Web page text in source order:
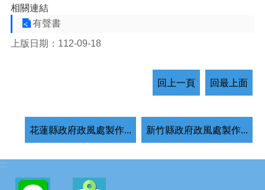
相關連結
有聲書
上版日期：112-09-18
回上一頁 回最上面
花蓮縣政府政風處製作... 新竹縣政府政風處製作...
:::